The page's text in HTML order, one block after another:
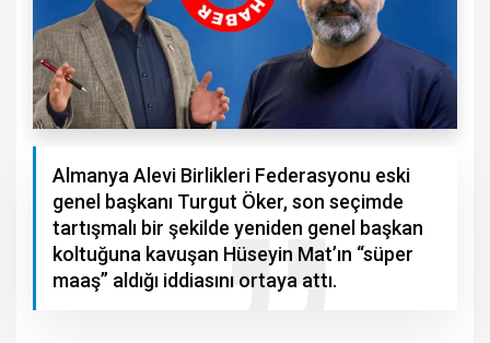
Almanya Alevi Birlikleri Federasyonu eski
genel başkanı Turgut Öker, son seçimde
tartışmalı bir şekilde yeniden genel başkan
koltuğuna kavuşan Hüseyin Mat’ın “süper
maaş” aldığı iddiasını ortaya attı.